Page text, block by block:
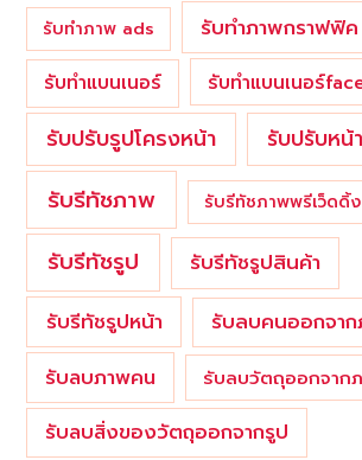
รับทำภาพ ads รับทำภาพกราฟฟิค
รับทำแบนเนอร์ รับทำแบนเนอร์
รับปรับรูปโครงหน้า รับปรับหน้
รับรีทัชภาพ รับรีทัชภาพพรีเว็ดดิ้ง
รับรีทัชรูป
รับรีทัชรูปสินค้า
รับรีทัชรูปหน้า
รับลบคนออกจา
รับลบภาพคน
รับลบวัตถุออกจาก
รับลบสิ่งของวัตถุออกจากรูป